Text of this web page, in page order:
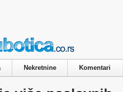
Nekretnine Komentari
Cookies Policy